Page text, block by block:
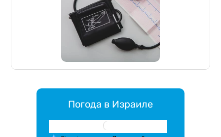
Погода в Израиле